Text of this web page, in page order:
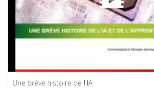
Une brève histoire de l'IA